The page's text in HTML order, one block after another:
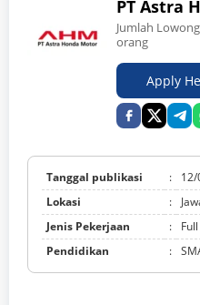
PT Astra
Jumlah
orang
Apply
Tanggal publikasi :
Lokasi
:
Jenis Pekerjaan
:
Pendidikan
: